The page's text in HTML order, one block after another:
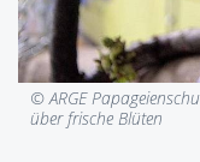
© ARGE
über frische Blüten